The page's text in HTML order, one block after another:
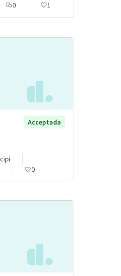
0 1
Acceptada
0